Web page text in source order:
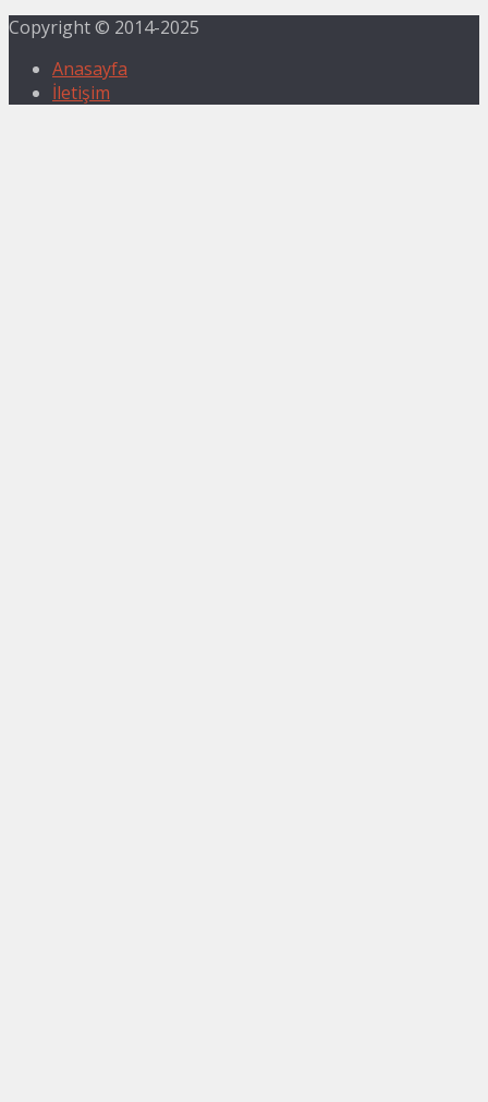
Copyright © 2014-2025
Anasayfa
İletişim